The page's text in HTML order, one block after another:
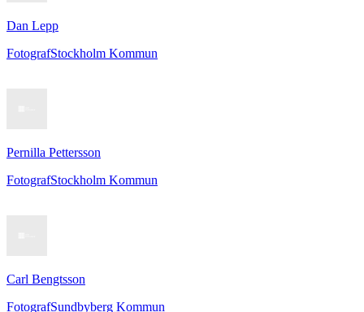
Dan Lepp
FotografStockholm Kommun
Pernilla Pettersson
FotografStockholm Kommun
Carl Bengtsson
FotografSundbyberg Kommun